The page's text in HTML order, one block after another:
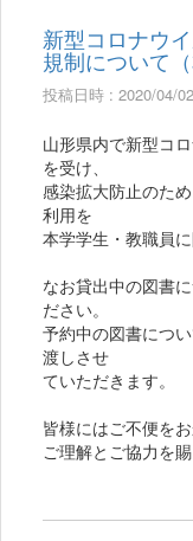
新型コロナウ
規制について
投稿日時 : 2020/04/02
山形県内で新型コ
を受け、
感染拡大防止のた
利用を
本学学生・教職員
なお貸出中の図書
ださい。
予約中の図書につ
渡しさせ
ていただきます。
皆様にはご不便を
ご理解とご協力を